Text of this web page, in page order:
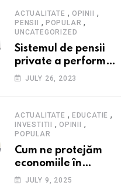
ACTUALITATE , OPINII ,
PENSII , POPULAR ,
UNCATEGORIZED
Sistemul de pensii
private a performat
în 2023: randament
și plăți la maxim
istoric, rol esențial în
cadrul ofertei
Hidroelectrica,
reziliența la crize
JULY 26, 2023
ACTUALITATE , EDUCATIE ,
INVESTITII , OPINII ,
POPULAR
Cum ne protejăm
economiile în
contextul crizei
JULY 9, 2025